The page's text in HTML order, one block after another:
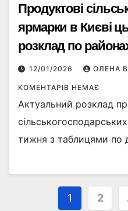
Продуктові
ярмарки в Києві
розклад по
12/01/2026 ОЛЕНА
КОМЕНТАРІВ НЕМАЄ
Актуальний розклад
тижня з таблицями по
1 2